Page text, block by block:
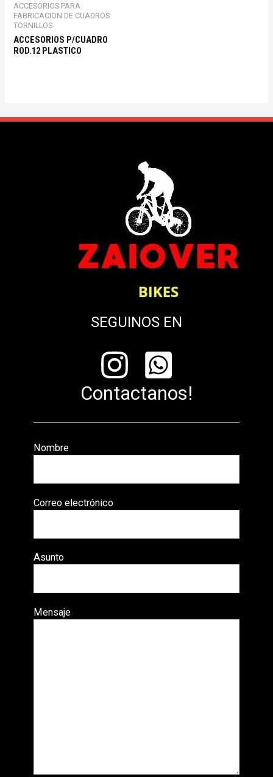
ACCESORIOS PARA
FABRICACION DE CUADROS
TORNILLOS
ACCESORIOS P/CUADRO
ROD.12 PLASTICO
SEGUINOS EN
Contactanos!
Nombre
Correo electrónico
Asunto
Mensaje